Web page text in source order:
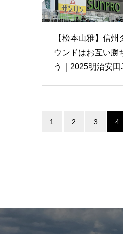
【松本山雅】信州
ウンドはお互い勝
う｜2025明治安田
1 2 3 4